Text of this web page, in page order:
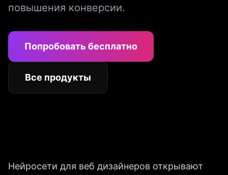
повышения конверсии.
Попробовать бесплатно
Все продукты
Нейросети для веб дизайнеров открывают